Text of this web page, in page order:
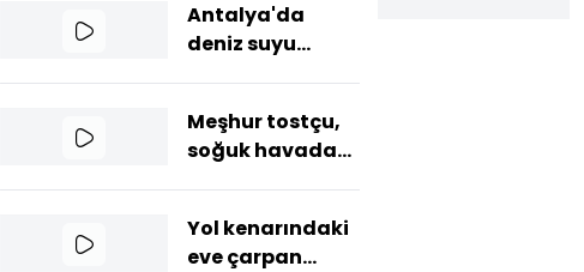
mensuplarına
konuştu
Antalya'da
deniz suyu
geride bıraktı
Meşhur tostçu,
soğuk havada
yaktı
Yol kenarındaki
eve çarpan